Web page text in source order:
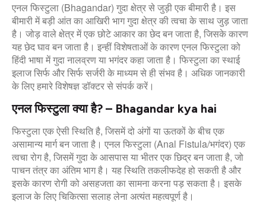
एनल फिस्टुला (Bhagandar) गुदा क्षेत्र से जुड़ी एक बीमारी है। इस
बीमारी में बड़ी आंत का आखिरी भाग गुदा क्षेत्र की त्वचा के साथ जुड़ जाता
है। जोड़ वाले क्षेत्र में एक छोटे आकार का छेद बन जाता है, जिसके कारण
यह छेद घाव बन जाता है। इन्हीं विशेषताओं के कारण एनल फिस्टुला को
हिंदी भाषा में गुदा नालव्रण या भगंदर कहा जाता है। फिस्टुला का स्थाई
इलाज सिर्फ और सिर्फ सर्जरी के माध्यम से ही संभव है। अधिक जानकारी
के लिए हमारे विशेषज्ञ डॉक्टर से संपर्क करें।
एनल फिस्टुला क्या है? – Bhagandar kya hai
फिस्टुला एक ऐसी स्थिति है, जिसमें दो अंगों या ऊतकों के बीच एक
असामान्य मार्ग बन जाता है। एनल फिस्टुला (Anal Fistula/भगंदर) एक
त्वचा रोग है, जिसमें गुदा के आसपास या भीतर एक छिद्र बन जाता है, जो
पाचन तंत्र का अंतिम भाग है। यह स्थिति तकलीफदेह हो सकती है और
इसके कारण रोगी को असहजता का सामना करना पड़ सकता है। इसके
इलाज के लिए चिकित्सा सलाह लेना अत्यंत महत्वपूर्ण है।